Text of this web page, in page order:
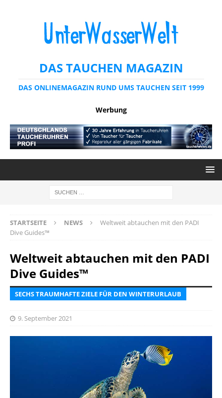
DAS TAUCHEN MAGAZIN
DAS ONLINEMAGAZIN RUND UMS TAUCHEN SEIT 1999
Werbung
STARTSEITE NEWS
Weltweit abtauchen mit den PADI
Dive Guides™
Weltweit abtauchen mit den PADI
Dive Guides™
SECHS TRAUMHAFTE ZIELE FÜR DEN WINTERURLAUB
9. September 2021